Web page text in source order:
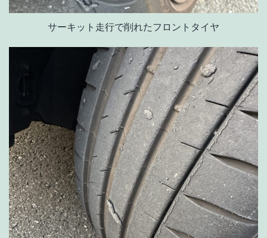
サーキット走行で削れたフロントタイヤ